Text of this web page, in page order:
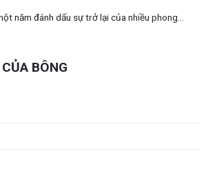
năm đánh dấu sự trở lại của nhiều phong...
BÔNG